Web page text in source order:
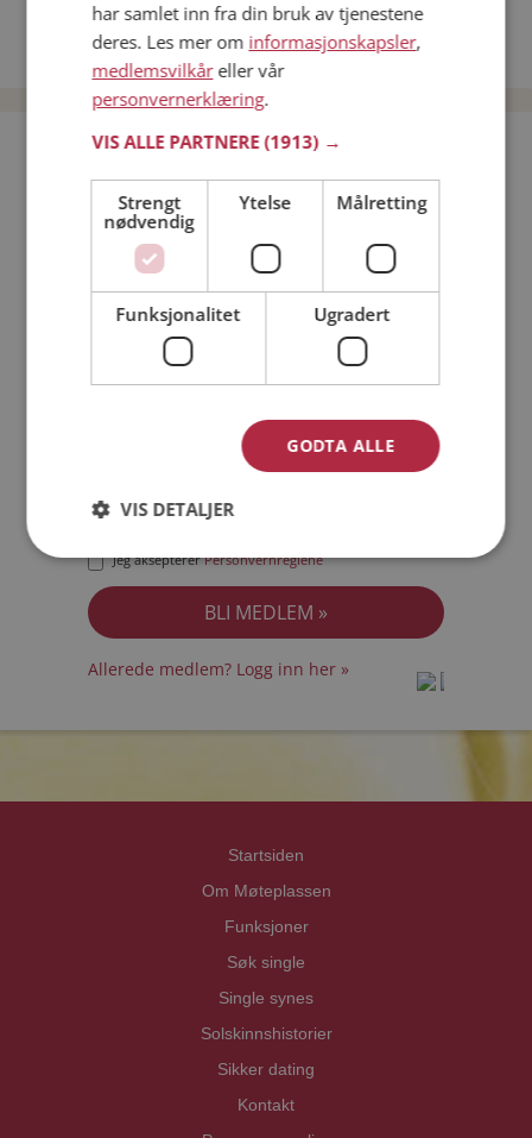
Date kvinner i Norge
Date menn i Norge
Bli medlem gratis!
Jeg er en:
Jeg akseptererPersonvernreglene
Allerede medlem? Logg inn her »
Startsiden
Om Møteplassen
Funksjoner
Søk single
Single synes
Solskinnshistorier
Sikker dating
Kontakt
har samlet inn fra din bruk av tjenestene
deres. Les mer om informasjonskapsler,
medlemsvilkåreller vår
personvernerklæring.
VIS ALLE PARTNERE(1913) →
Strengt
nødvendig
Ytelse Målretting
Funksjonalitet Ugradert
GODTA ALLE
VIS DETALJER